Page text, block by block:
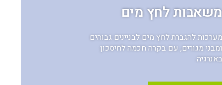
משאבות לחץ מים
מערכות להגברת לחץ מים לבניינים גבוהים
ומבני מגורים, עם בקרה חכמה לחיסכון
באנרגיה.